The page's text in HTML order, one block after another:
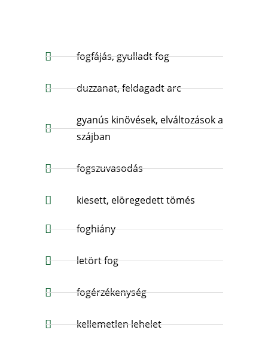
fogfájás, gyulladt fog
duzzanat, feldagadt arc
gyanús kinövések, elváltozások a
szájban
fogszuvasodás
kiesett, elöregedett tömés
foghiány
letört fog
fogérzékenység
kellemetlen lehelet